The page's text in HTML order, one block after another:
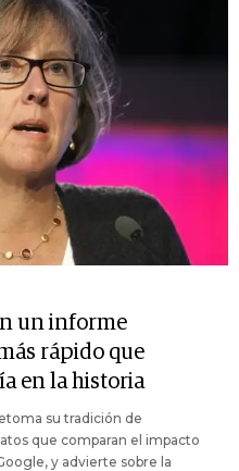
un informe
rápido que
en la historia
su tradición de
que comparan el impacto
y advierte sobre la